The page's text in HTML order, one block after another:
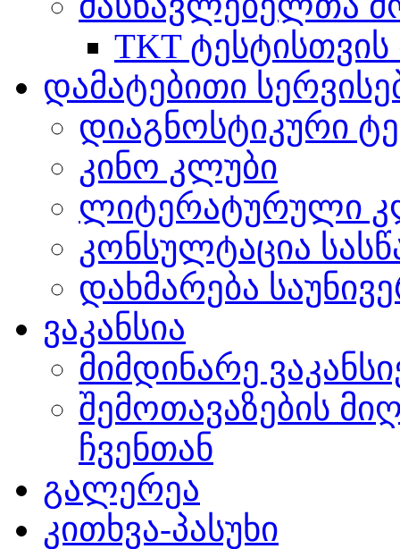
TKT
დამატებითი
დიაგნოსტიკური
კინო კლუბი
ლიტერატურული
კონსულტაცია
დახმარება
ვაკანსია
მიმდინარე
შემოთავაზების
ჩვენთან
გალერეა
კითხვა-პასუხი